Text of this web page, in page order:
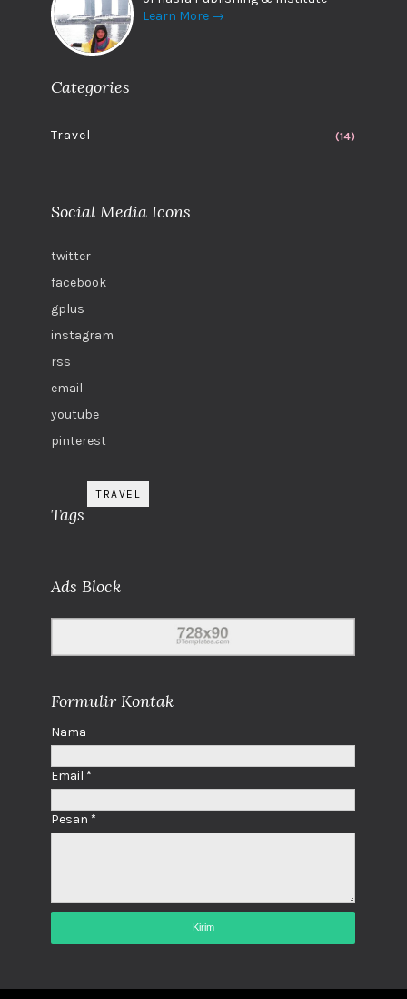
Learn More →
Categories
Travel (14)
Social Media Icons
twitter
facebook
gplus
instagram
rss
email
youtube
pinterest
Tags
TRAVEL
Ads Block
Formulir Kontak
Nama
Email *
Pesan *